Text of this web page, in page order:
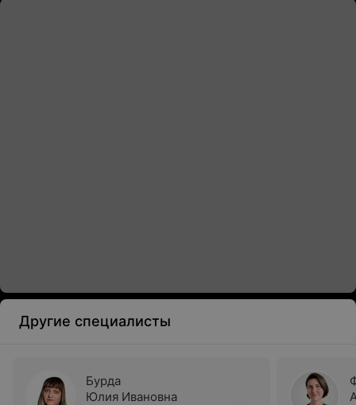
Другие специалисты
Бурда
Юлия Ивановна